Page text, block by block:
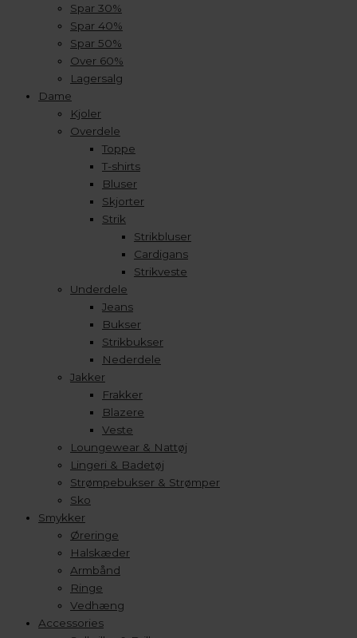
Spar 30%
Spar 40%
Spar 50%
Over 60%
Lagersalg
Dame
Kjoler
Overdele
Toppe
T-shirts
Bluser
Skjorter
Strik
Strikbluser
Cardigans
Strikveste
Underdele
Jeans
Bukser
Strikbukser
Nederdele
Jakker
Frakker
Blazere
Veste
Loungewear & Nattøj
Lingeri & Badetøj
Strømpebukser & Strømper
Sko
Smykker
Øreringe
Halskæder
Armbånd
Ringe
Vedhæng
Accessories